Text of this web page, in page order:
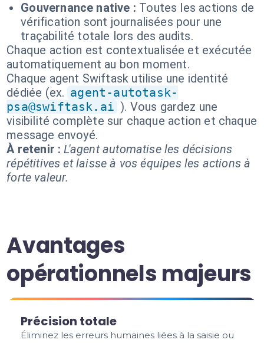
Gouvernance native : Toutes les actions de
vérification sont journalisées pour une
traçabilité totale lors des audits.
Chaque action est contextualisée et exécutée
automatiquement au bon moment.
Chaque agent Swiftask utilise une identité
dédiée (ex. agent-autotask-
psa@swiftask.ai ). Vous gardez une
visibilité complète sur chaque action et chaque
message envoyé.
À retenir : L'agent automatise les décisions
répétitives et laisse à vos équipes les actions à
forte valeur.
Avantages
opérationnels majeurs
Précision totale
Éliminez les erreurs humaines liées à la saisie ou